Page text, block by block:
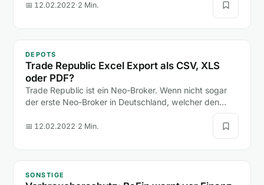
📅 12.02.2022·2 Min.
DEPOTS
Trade Republic Excel Export als CSV, XLS
oder PDF?
Trade Republic ist ein Neo-Broker. Wenn nicht sogar
der erste Neo-Broker in Deutschland, welcher den
Boom der neuen Depot-Anbieter (hier zum Depot-
Vergleich)…
📅 12.02.2022·2 Min.
SONSTIGE